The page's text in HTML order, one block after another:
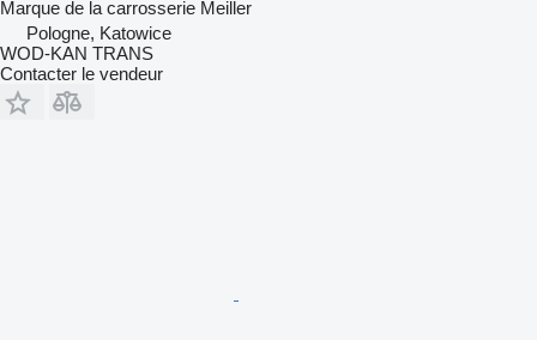
Marque de la carrosserie Meiller
Pologne, Katowice
WOD-KAN TRANS
Contacter le vendeur